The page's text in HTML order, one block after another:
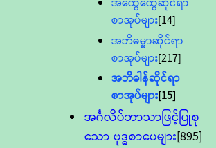
စာအုပ်များ[14]
အဘိဓမ္မာဆိုင်ရာ
စာအုပ်များ[217]
အဘိဓါန်ဆိုင်ရာ
စာအုပ်များ[15]
အင်္ဂလိပ်ဘာသာဖြင့်ပြုစု
သော ဗုဒ္ဓစာပေများ[895]